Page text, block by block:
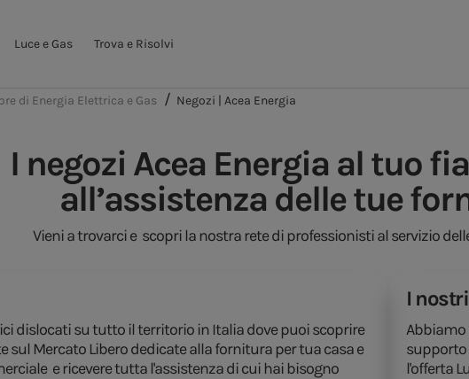
Luce e Gas Trova e Risolvi
di Energia Elettrica e Gas Negozi | Acea Energia
I negozi Acea Energia al tuo
all’assistenza delle tue
Vieni a trovarci e scopri la nostra rete di professionisti al servizio
dislocati su tutto il territorio in Italia dove puoi scoprire
sul Mercato Libero dedicate alla fornitura per tua casa e
e ricevere tutta l'assistenza di cui hai bisogno
I
Abbiamo
supporto
l'offerta